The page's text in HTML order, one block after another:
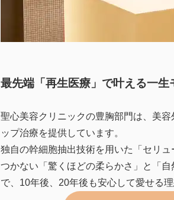
最先端「再生医療」で叶える一生
聖心美容クリニックの豊胸部門は、美
ップ治療を提供しています。
独自の幹細胞抽出技術を用いた「セリ
つかない「驚くほどの柔らかさ」と「
で、10年後、20年後も安心して愛せる